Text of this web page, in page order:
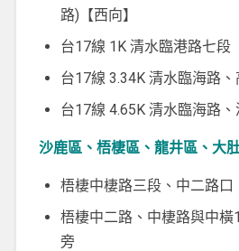
路)【西向】
台17線 1K 清水臨港路七段
台17線 3.34K 清水臨海路、
台17線 4.65K 清水臨海路、
沙鹿區、梧棲區、龍井區、大
梧棲中棲路三段、中二路口
梧棲中二路、中棲路與中橫
旁